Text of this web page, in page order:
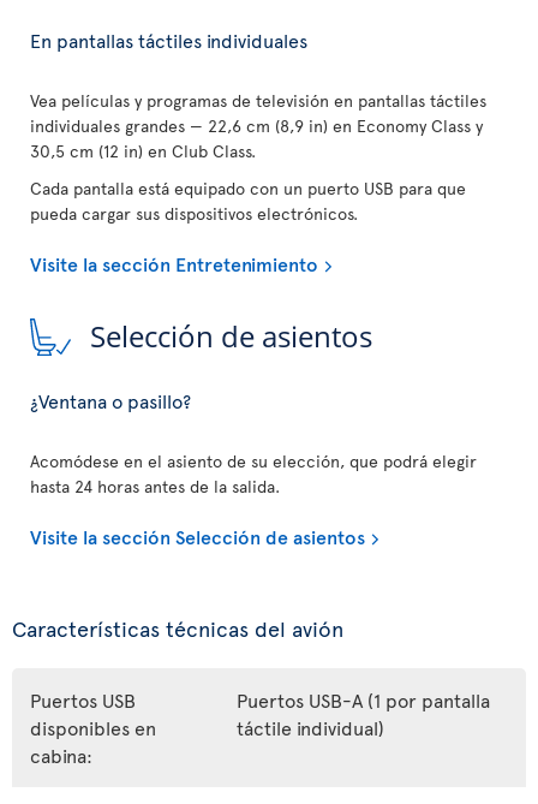
En pantallas táctiles individuales
Vea películas y programas de televisión en pantallas táctiles
individuales grandes — 22,6 cm (8,9 in) en Economy Class y
30,5 cm (12 in) en Club Class.
Cada pantalla está equipado con un puerto USB para que
pueda cargar sus dispositivos electrónicos.
Visite la sección Entretenimiento
Selección de asientos
¿Ventana o pasillo?
Acomódese en el asiento de su elección, que podrá elegir
hasta 24 horas antes de la salida.
Visite la sección Selección de asientos
Características técnicas del avión
Puertos USB
disponibles en
cabina:
Puertos USB-A (1 por pantalla
táctile individual)